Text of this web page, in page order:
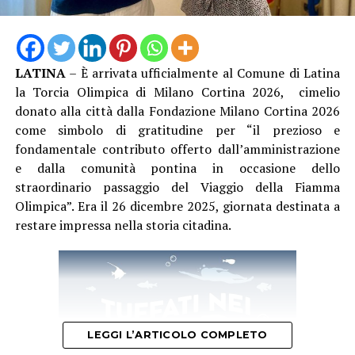
LATINA– È arrivata ufficialmente al Comune di Latina
la Torcia Olimpica di Milano Cortina 2026, cimelio
donato alla città dalla Fondazione Milano Cortina 2026
come simbolo di gratitudine per “il prezioso e
fondamentale contributo offerto dall’amministrazione
e dalla comunità pontina in occasione dello
straordinario passaggio del Viaggio della Fiamma
Olimpica”. Era il 26 dicembre 2025, giornata destinata a
restare impressa nella storia citadina.
LEGGI L’ARTICOLO COMPLETO